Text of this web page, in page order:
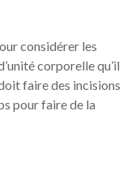
considérer les
corporelle qu’il
faire des incisions
pour faire de la